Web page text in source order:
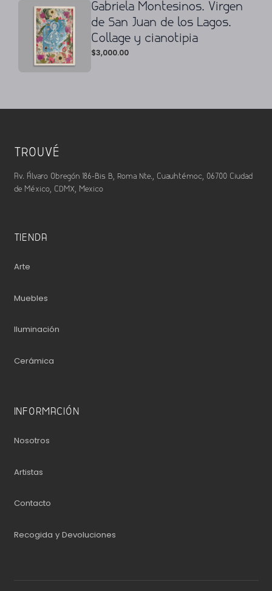
Gabriela Montesinos. Virgen
de San Juan de los Lagos.
Collage y cianotipia
$3,000.00
TROUVÉ
Av. Álvaro Obregón 186-Bis B, Roma Nte., Cuauhtémoc, 06700 Ciudad
de México, CDMX, Mexico
TIENDA
Arte
Muebles
Iluminación
Cerámica
INFORMACIÓN
Nosotros
Artistas
Contacto
Recogida y Devoluciones